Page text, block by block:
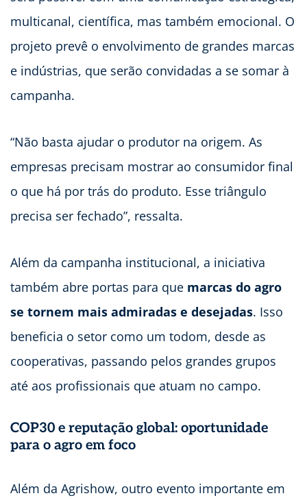
multicanal, científica, mas também emocional. O
projeto prevê o envolvimento de grandes marcas
e indústrias, que serão convidadas a se somar à
campanha.
“Não basta ajudar o produtor na origem. As
empresas precisam mostrar ao consumidor final
o que há por trás do produto. Esse triângulo
precisa ser fechado”, ressalta.
Além da campanha institucional, a iniciativa
também abre portas para que marcas do agro
se tornem mais admiradas e desejadas. Isso
beneficia o setor como um todom, desde as
cooperativas, passando pelos grandes grupos
até aos profissionais que atuam no campo.
COP30 e reputação global: oportunidade
para o agro em foco
Além da Agrishow, outro evento importante em